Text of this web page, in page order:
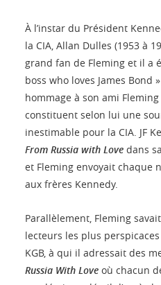
À l’instar du Président
la CIA, Allan Dulles (1953 à
grand fan de Fleming et il a
boss who loves James Bond
hommage à son ami
constituent selon lui une
inestimable pour la CIA. JF
From Russia with Love dans
et Fleming envoyait chaque
aux frères Kennedy.
Parallèlement, Fleming
lecteurs les plus
KGB, à qui il adressait des
Russia With Love où chacun